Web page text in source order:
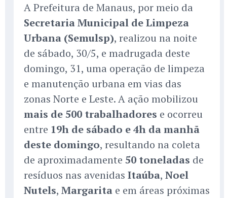
A Prefeitura de Manaus, por meio da
Secretaria Municipal de Limpeza
Urbana (Semulsp), realizou na noite
de sábado, 30/5, e madrugada deste
domingo, 31, uma operação de limpeza
e manutenção urbana em vias das
zonas Norte e Leste. A ação mobilizou
mais de 500 trabalhadores e ocorreu
entre 19h de sábado e 4h da manhã
deste domingo, resultando na coleta
de aproximadamente 50 toneladas de
resíduos nas avenidas Itaúba, Noel
Nutels, Margarita e em áreas próximas